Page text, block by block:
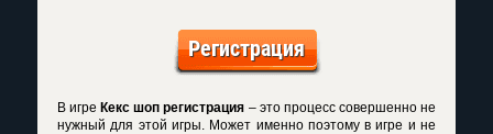
Регистрация
В игре Кекс шоп регистрация – это процесс совершенно не
нужный для этой игры. Может именно поэтому в игре и не